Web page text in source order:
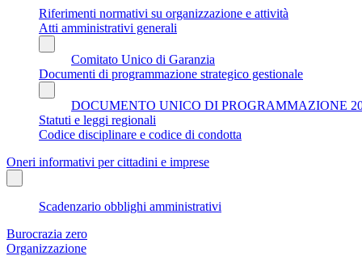
Riferimenti normativi su organizzazione e attività
Atti amministrativi generali
Comitato Unico di Garanzia
Documenti di programmazione strategico gestionale
DOCUMENTO UNICO DI PROGRAMMAZIONE
Statuti e leggi regionali
Codice disciplinare e codice di condotta
Oneri informativi per cittadini e imprese
Scadenzario obblighi amministrativi
Burocrazia zero
Organizzazione